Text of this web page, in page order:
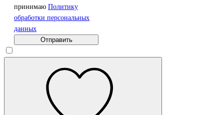
принимаю Политику
обработки персональных
данных
Отправить